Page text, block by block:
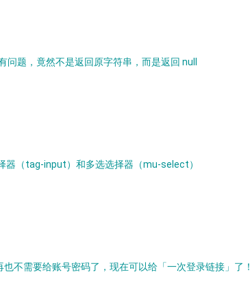
题，竟然不是返回原字符串，而是返回 null
器（tag-input）和多选选择器（mu-select）
不需要给账号密码了，现在可以给「一次登录链接」了！